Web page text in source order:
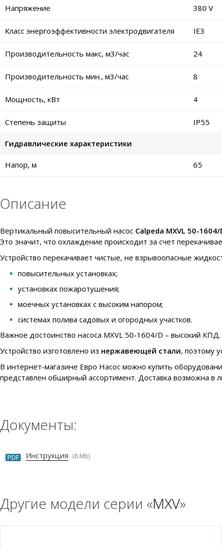
Напряжение 380 V
Класс энергоэффективности электродвигателя IE3
Производительность макс, м3/час 24
Производительность мин., м3/час 8
Мощность, кВт 4
Степень защиты IP55
Гидравлические характеристики
Напор, м 65
Описание
Вертикальный повысительный насос Calpeda MXVL 50-1604/
Это значит, что охлаждение происходит за счет
Устройство перекачивает чистые, не взрывоопасные
повысительных установках;
установках пожаротушения;
моечных установках с высоким напором;
системах полива садовых и огородных участков.
Важное достоинство насоса MXVL 50-1604/D – высокий
Устройство изготовлено из нержавеющей стали, поэтому
В интернет-магазине Евро Насос можно купить
представлен обширный ассортимент. Доставка возможна в
Документы:
PDF Инструкция (8 Mb)
Другие модели серии «MXV»